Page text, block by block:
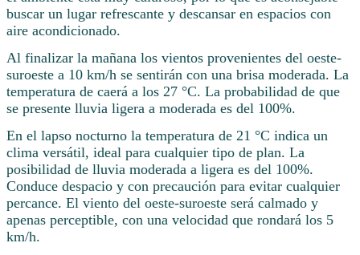
buscar un lugar refrescante y descansar en espacios con
aire acondicionado.
Al finalizar la mañana los vientos provenientes del oeste-
suroeste a 10 km/h se sentirán con una brisa moderada. La
temperatura de caerá a los 27 °C. La probabilidad de que
se presente lluvia ligera a moderada es del 100%.
En el lapso nocturno la temperatura de 21 °C indica un
clima versátil, ideal para cualquier tipo de plan. La
posibilidad de lluvia moderada a ligera es del 100%.
Conduce despacio y con precaución para evitar cualquier
percance. El viento del oeste-suroeste será calmado y
apenas perceptible, con una velocidad que rondará los 5
km/h.